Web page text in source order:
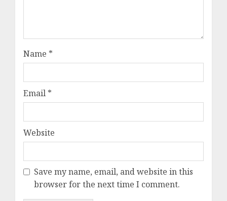
Name *
Email *
Website
Save my name, email, and website in this
browser for the next time I comment.